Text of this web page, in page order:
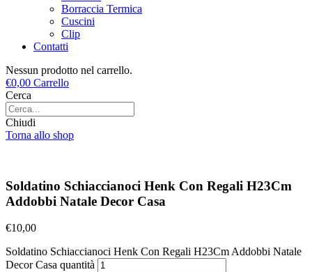
Borraccia Termica
Cuscini
Clip
Contatti
Nessun prodotto nel carrello.
€0,00 Carrello
Cerca
Chiudi
Torna allo shop
Soldatino Schiaccianoci Henk Con Regali H23Cm
Addobbi Natale Decor Casa
€10,00
Soldatino Schiaccianoci Henk Con Regali H23Cm Addobbi Natale
Decor Casa quantità